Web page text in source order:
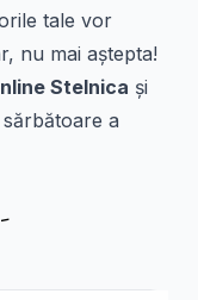
tale vor
nu mai aștepta!
Stelnica și
a